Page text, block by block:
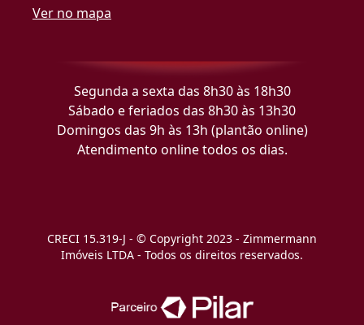
Ver no mapa
Segunda a sexta das 8h30 às 18h30
Sábado e feriados das 8h30 às 13h30
Domingos das 9h às 13h (plantão online)
Atendimento online todos os dias.
CRECI 15.319-J - © Copyright 2023 - Zimmermann
Imóveis LTDA - Todos os direitos reservados.